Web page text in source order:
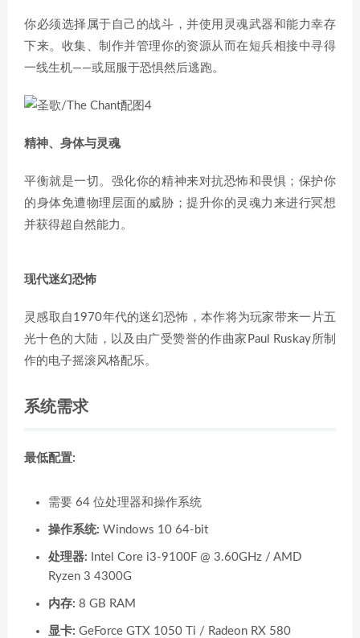
你必须选择属于自己的战斗，并使用灵魂武器和能力幸存
下来。收集、制作并管理你的资源从而在短兵相接中寻得
一线生机——或屈服于恐惧然后逃跑。
精神、身体与灵魂
平衡就是一切。强化你的精神来对抗恐怖和畏惧；保护你
的身体免遭物理层面的威胁；提升你的灵魂力来进行冥想
并获得超自然能力。
现代迷幻恐怖
灵感取自1970年代的迷幻恐怖，本作将为玩家带来一片五
光十色的大陆，以及由广受赞誉的作曲家Paul Ruskay所制
作的电子摇滚风格配乐。
系统需求
最低配置:
需要 64 位处理器和操作系统
操作系统: Windows 10 64-bit
处理器: Intel Core i3-9100F @ 3.60GHz / AMD
Ryzen 3 4300G
内存: 8 GB RAM
显卡: GeForce GTX 1050 Ti / Radeon RX 580